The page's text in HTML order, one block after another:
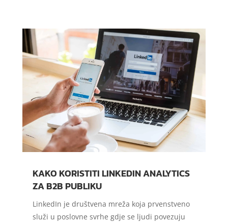
KAKO KORISTITI LINKEDIN ANALYTICS
ZA B2B PUBLIKU
LinkedIn je društvena mreža koja prvenstveno
služi u poslovne svrhe gdje se ljudi povezuju